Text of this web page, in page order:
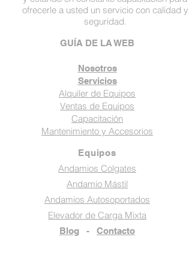
ofrecerle a usted un servicio con calidad y
seguridad.
GUÍA DE LA WEB
Nosotros
Servicios
Alquiler de Equipos
Ventas de Equipos
Capacitación
Mantenimiento y Accesorios
Equipos
Andamios Colgates
Andamio Mástil
Andamios Autosoportados
Elevador de Carga Mixta
Blog - Contacto